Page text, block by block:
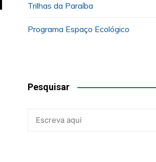
Trilhas da Paraíba
Programa Espaço Ecológico
Pesquisar